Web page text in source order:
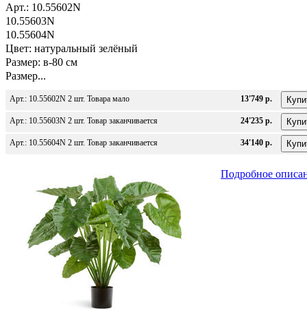
Арт.: 10.55602N
10.55603N
10.55604N
Цвет: натуральный зелёный
Размер: в-80 см
Размер...
Арт.: 10.55602N 2 шт. Товара мало 13'749 р.
Арт.: 10.55603N 2 шт. Товар заканчивается 24'235 р.
Арт.: 10.55604N 2 шт. Товар заканчивается 34'140 р.
Подробное